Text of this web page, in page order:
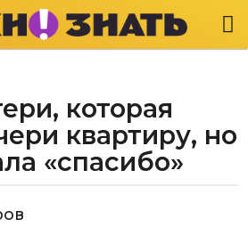
которая
квартиру, но
«спасибо»